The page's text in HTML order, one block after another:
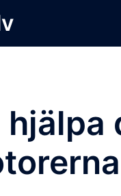
hjälpa